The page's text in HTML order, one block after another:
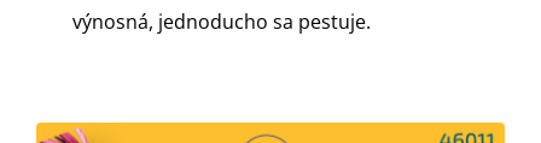
výnosná, jednoducho sa pestuje.